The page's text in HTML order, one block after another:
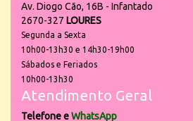
Av. Diogo Cão, 16B - Infantado
2670-327 LOURES
Segunda a Sexta
10h00-13h30 e 14h30-19h00
Sábados e Feriados
10h00-13h30
Atendimento Geral
Telefone eWhatsApp